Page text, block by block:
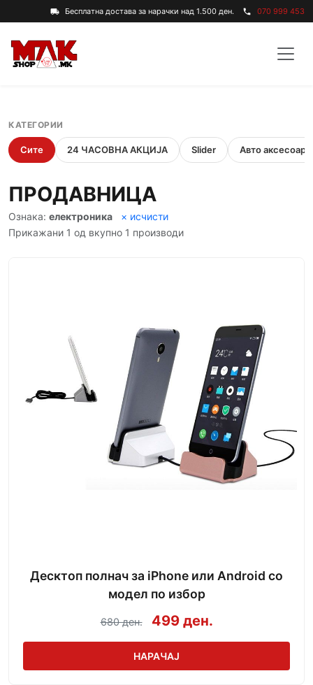
local_shipping Бесплатна достава за нарачки над 1.500 ден. phone 070 999 453
КАТЕГОРИИ
Сите 24 ЧАСОВНА АКЦИЈА Slider Авто аксесоари
ПРОДАВНИЦА
Ознака: електроника
× исчисти
Прикажани 1 од вкупно 1 производи
Десктоп полнач за iPhone или Android со
модел по избор
680 ден. 499 ден.
НАРАЧАЈ